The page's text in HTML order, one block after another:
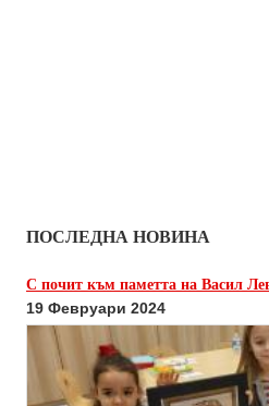
ПОСЛЕДНА НОВИНА
С почит към паметта на Васил
19 Февруари 2024